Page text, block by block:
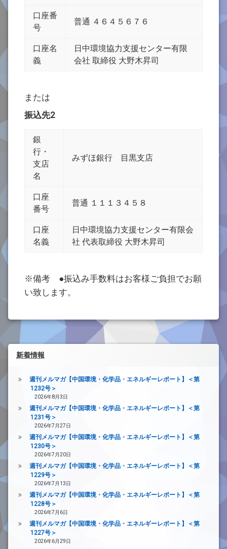
口座番
号
普通 ４６４５６７６
口座名
義
日中環境協力支援センター有限
会社 取締役 大野木昇司
または
振込先2
銀
行・
支店
名
みずほ銀行 目黒支店
口座
番号
普通 １１１３４５８
口座
名義
日中環境協力支援センター有限会
社 代表取締役 大野木昇司
※備考 ●振込み手数料はお客様ご負担でお願
い致します。
新着情報
週刊メルマガ【中国環境・化学品・エネルギーレポート】＜第
1232号＞
2026年8月3日
週刊メルマガ【中国環境・化学品・エネルギーレポート】＜第
1231号＞
2026年7月27日
週刊メルマガ【中国環境・化学品・エネルギーレポート】＜第
1230号＞
2026年7月20日
週刊メルマガ【中国環境・化学品・エネルギーレポート】＜第
1229号＞
2026年7月13日
週刊メルマガ【中国環境・化学品・エネルギーレポート】＜第
1228号＞
2026年7月6日
週刊メルマガ【中国環境・化学品・エネルギーレポート】＜第
1227号＞
2026年6月29日